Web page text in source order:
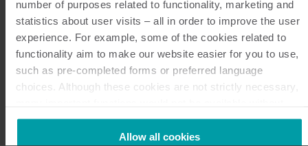
number of purposes related to functionality, marketing and
statistics about user visits – all in order to improve the user
experience. For example, some of the cookies related to
functionality aim to make our website easier for you to use,
such as pre-completed forms or preferred language
choices. Although these cookies are not strictly necessary,
them.
Kamstrup makes use of third-party cookies. A third-party
Allow all cookies